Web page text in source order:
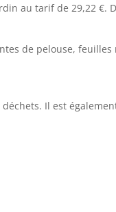
au tarif de 29,22
de pelouse,
Il est